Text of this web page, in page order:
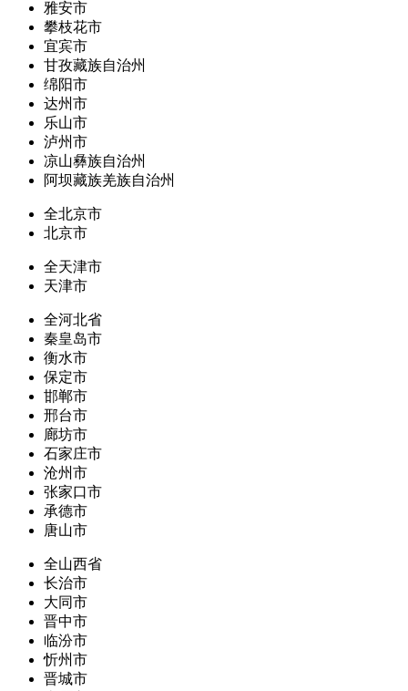
雅安市
攀枝花市
宜宾市
甘孜藏族自治州
绵阳市
达州市
乐山市
泸州市
凉山彝族自治州
阿坝藏族羌族自治州
全北京市
北京市
全天津市
天津市
全河北省
秦皇岛市
衡水市
保定市
邯郸市
邢台市
廊坊市
石家庄市
沧州市
张家口市
承德市
唐山市
全山西省
长治市
大同市
晋中市
临汾市
忻州市
晋城市